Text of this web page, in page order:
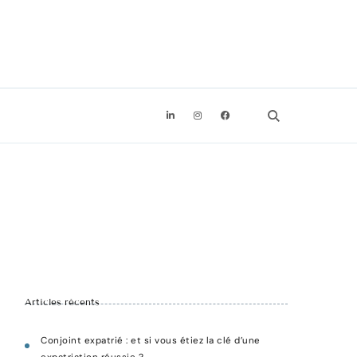
Articles récents
Conjoint expatrié : et si vous étiez la clé d’une